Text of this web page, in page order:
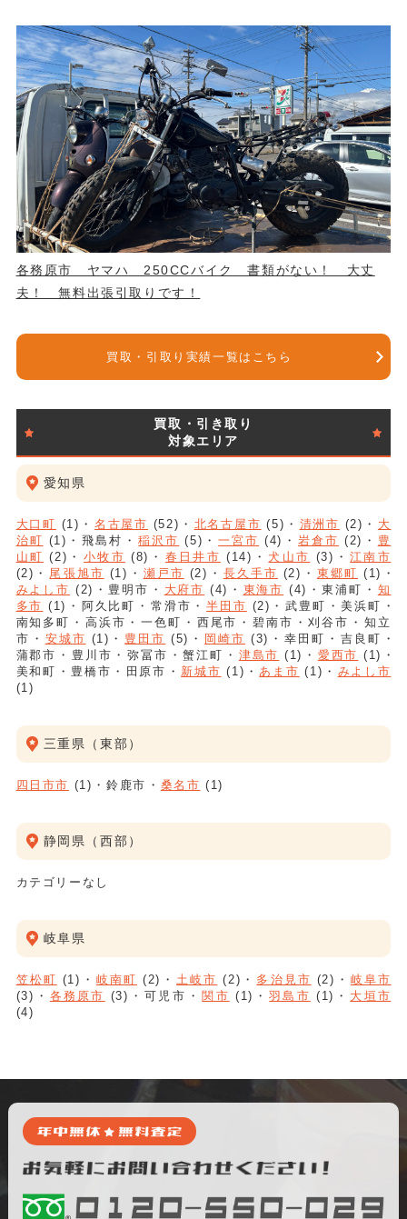
各務原市 ヤマハ 250CCバイク 書類がない！ 大丈
夫！ 無料出張引取りです！
買取・引取り実績一覧はこちら
買取・引き取り
対象エリア
愛知県
大口町 (1) 名古屋市 (52) 北名古屋市 (5) 清洲市 (2)
大
治町 (1) 飛島村 稲沢市 (5) 一宮市 (4) 岩倉市 (2)
豊
山町 (2) 小牧市 (8) 春日井市 (14) 犬山市 (3)
江南市
(2)
尾張旭市 (1) 瀬戸市 (2) 長久手市 (2) 東郷町 (1)
みよし市 (2) 豊明市 大府市 (4) 東海市 (4) 東浦町
知
多市 (1) 阿久比町 常滑市 半田市 (2) 武豊町
美浜町
南知多町
高浜市 一色町 西尾市 碧南市 刈谷市
知立
市
安城市 (1) 豊田市 (5) 岡崎市 (3) 幸田町
吉良町
蒲郡市
豊川市 弥冨市 蟹江町 津島市 (1) 愛西市 (1)
美和町
豊橋市 田原市 新城市 (1) あま市 (1)
みよし市
(1)
三重県（東部）
四日市市 (1) 鈴鹿市 桑名市 (1)
静岡県（西部）
カテゴリーなし
岐阜県
笠松町 (1) 岐南町 (2) 土岐市 (2) 多治見市 (2)
岐阜市
(3)
各務原市 (3) 可児市 関市 (1) 羽島市 (1)
大垣市
(4)